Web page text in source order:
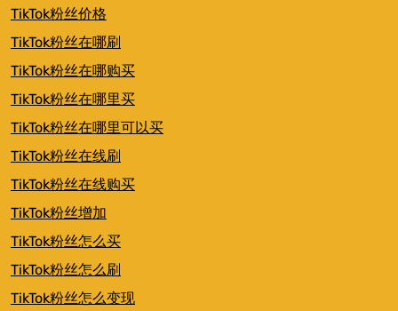
TikTok粉丝价格
TikTok粉丝在哪刷
TikTok粉丝在哪购买
TikTok粉丝在哪里买
TikTok粉丝在哪里可以买
TikTok粉丝在线刷
TikTok粉丝在线购买
TikTok粉丝增加
TikTok粉丝怎么买
TikTok粉丝怎么刷
TikTok粉丝怎么变现